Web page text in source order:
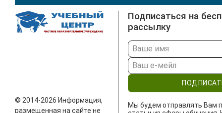
© 2014-2026 Информация,
размещенная на сайте не
Подписаться на
рассылку
Мы будем отправлять Вам